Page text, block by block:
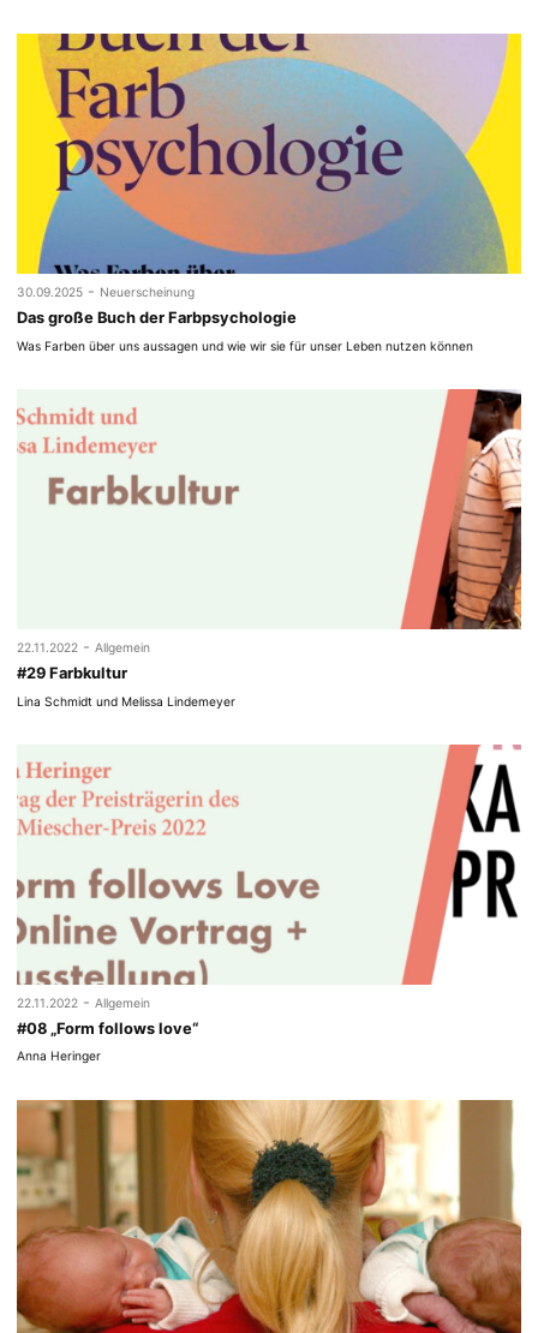
30.09.2025 - Neuerscheinung
Das große Buch der Farbpsychologie
Was Farben über uns aussagen und wie wir sie für unser Leben nutzen können
22.11.2022 - Allgemein
#29 Farbkultur
Lina Schmidt und Melissa Lindemeyer
22.11.2022 - Allgemein
#08 „Form follows love“
Anna Heringer